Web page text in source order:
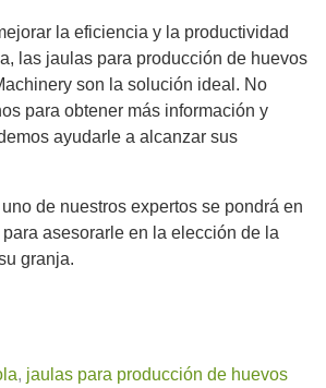
la eficiencia y la productividad
las jaulas para producción de huevos
son la solución ideal. No
para obtener más información y
ayudarle a alcanzar sus
de nuestros expertos se pondrá en
asesorarle en la elección de la
granja.
, jaulas para producción de huevos